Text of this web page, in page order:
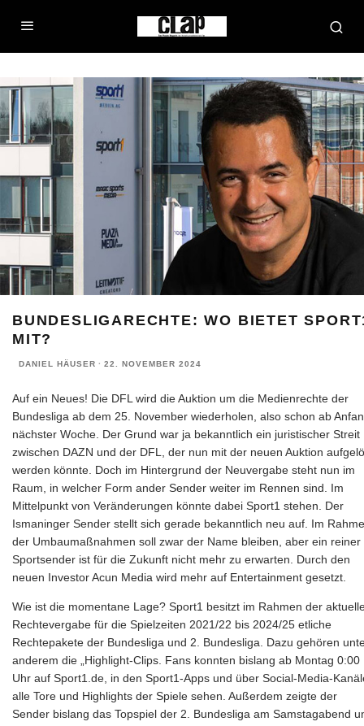
BUNDESLIGARECHTE: WO BIETET
MIT?
DANIEL HÄUSER · 22. NOVEMBER 2024
Auf ein Neues! Die DFL wird die Auktion um die Medienrechte der
Bundesliga ab dem 25. November wiederholen, also schon ab
nächster Woche. Der Grund war ja bekanntlich ein juristischer Streit
zwischen DAZN und der DFL, der nun mit der neuen Auktion
werden könnte. Doch im Hintergrund der Neuvergabe steht nun im
Raum, in welcher Form ander Sender weiter im Rennen sind. Im
Mittelpunkt von Veränderungen könnte dabei Sport1 stehen. Der
Ismaninger Sender stellt sich gerade bekanntlich neu auf. Im
der Umbaumaßnahmen soll zwar der Name bleiben, aber ein reiner
Sportsender ist für die Zukunft nicht mehr zu erwarten. Durch den
neuen Investor Acun Media wird mehr auf Entertainment gesetzt.
Wie ist die momentane Lage? Sport1 besitzt im Rahmen der
Rechtevergabe für die Spielzeiten 2021/22 bis 2024/25 etliche
Rechtepakete der Bundesliga und 2. Bundesliga. Dazu gehören
anderem die „Highlight-Clips. Fans konnten bislang ab Montag 0:00
Uhr auf Sport1.de, in den Sport1-Apps und über Social-Media-
alle Tore und Highlights der Spiele sehen. Außerdem zeigte der
Sender bislang das Topspiel der 2. Bundesliga am Samstagabend